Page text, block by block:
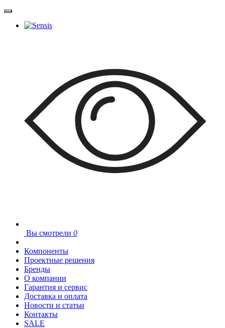
Вы смотрели 0
Компоненты
Проектные решения
Бренды
О компании
Гарантия и сервис
Доставка и оплата
Новости и статьи
Контакты
SALE